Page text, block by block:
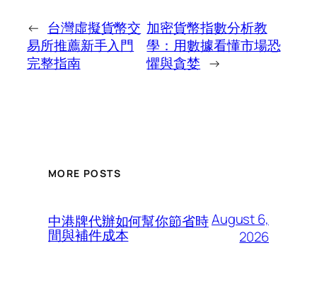
← 台灣虛擬貨幣交
易所推薦新手入門
完整指南
加密貨幣指數分析教
學：用數據看懂市場恐
懼與貪婪 →
MORE POSTS
中港牌代辦如何幫你節省時
間與補件成本
August 6,
2026